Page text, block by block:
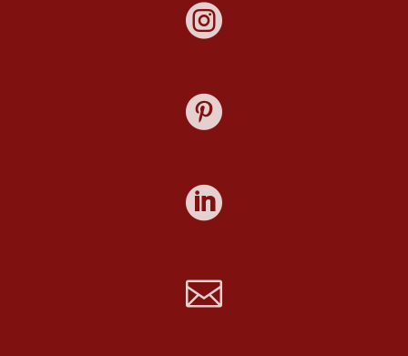



